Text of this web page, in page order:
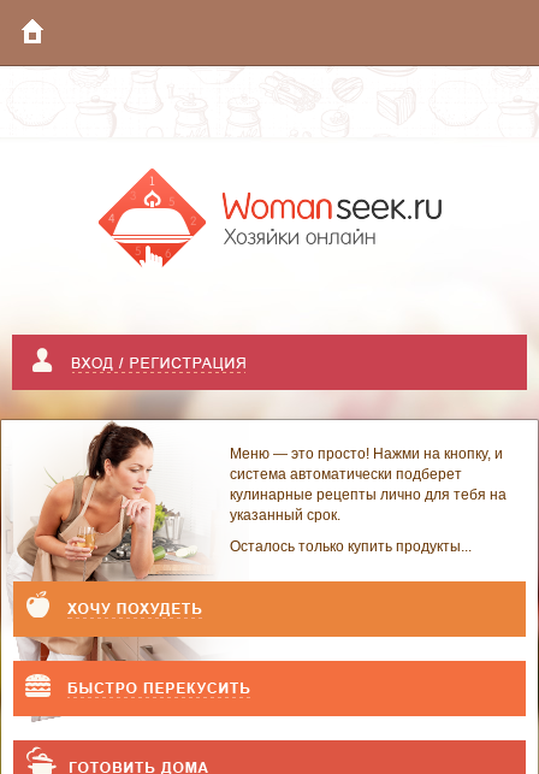
Меню — это просто! Нажми на кнопку, и
система автоматически подберет
кулинарные рецепты лично для тебя на
указанный срок.
Осталось только купить продукты...